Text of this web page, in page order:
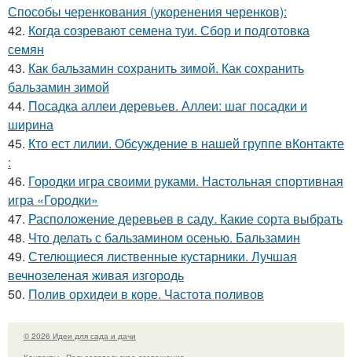
Способы черенкования (укоренения черенков):
42. Когда созревают семена туи. Сбор и подготовка
семян
43. Как бальзамин сохранить зимой. Как сохранить
бальзамин зимой
44. Посадка аллеи деревьев. Аллеи: шаг посадки и
ширина
45. Кто ест лилии. Обсуждение в нашей группе вКонтакте
:
46. Городки игра своими руками. Настольная спортивная
игра «Городки»
47. Расположение деревьев в саду. Какие сорта выбрать
48. Что делать с бальзамином осенью. Бальзамин
49. Стелющиеся лиственные кустарники. Лучшая
вечнозеленая живая изгородь
50. Полив орхидеи в коре. Частота поливов
© 2026 Идеи для сада и дачи